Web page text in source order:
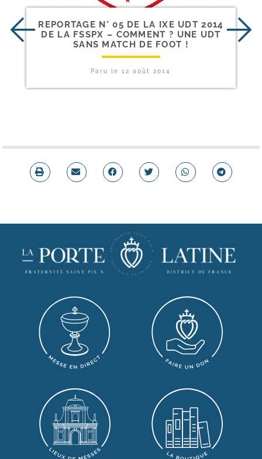
REPORTAGE N° 05 DE LA IXE UDT 2014
DE LA FSSPX – COMMENT ? UNE UDT
SANS MATCH DE FOOT !
Paru le12 août 2014